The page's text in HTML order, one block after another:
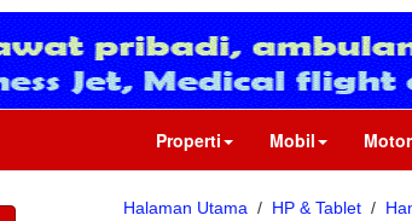
Properti Mobil Motor
Halaman Utama / HP & Tablet/